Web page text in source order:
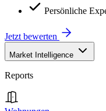
Persönliche
Jetzt bewerten
Market Intelligence
Reports